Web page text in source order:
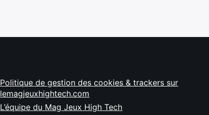
Politique de gestion des cookies & trackers sur
lemagjeuxhightech.com
L’équipe du Mag Jeux High Tech